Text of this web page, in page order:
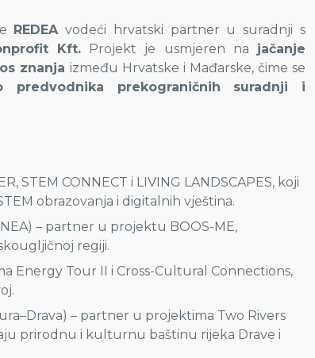
REDEAvodeći hrvatski partner u suradnji s
Kft. Projekt je usmjeren na jačanje
znanja između Hrvatske i Mađarske, čime se
predvodnika prekograničnih suradnji i
STEM CONNECT i LIVING LANDSCAPES, koji
obrazovanja i digitalnih vještina.
– partner u projektu BOOS-ME,
regiji.
Energy Tour II i Cross-Cultural Connections,
– partner u projektima Two Rivers
prirodnu i kulturnu baštinu rijeka Drave i